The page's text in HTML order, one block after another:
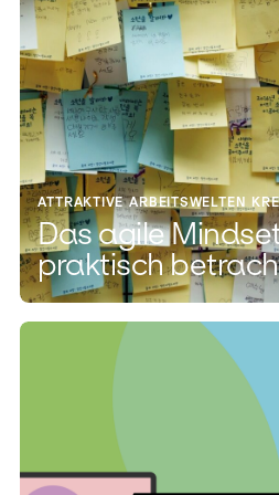
ATTRAKTIVE ARBEITSWELTEN
Das agile
praktisch